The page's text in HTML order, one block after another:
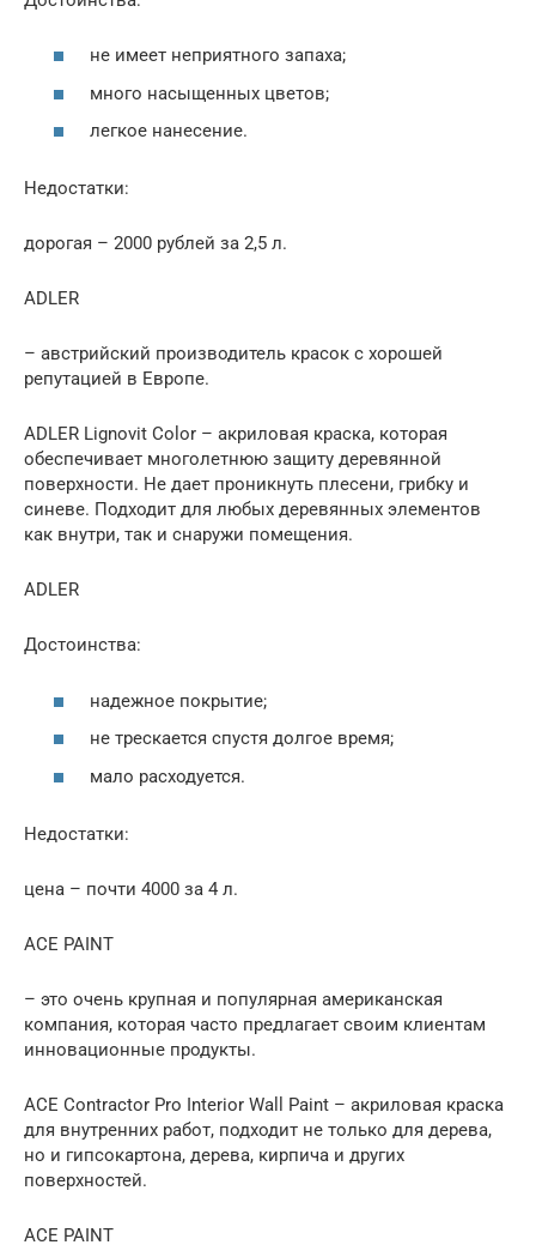
не имеет неприятного запаха;
много насыщенных цветов;
легкое нанесение.
Недостатки:
дорогая – 2000 рублей за 2,5 л.
ADLER
– австрийский производитель красок с хорошей
репутацией в Европе.
ADLER Lignovit Color – акриловая краска, которая
обеспечивает многолетнюю защиту деревянной
поверхности. Не дает проникнуть плесени, грибку и
синеве. Подходит для любых деревянных элементов
как внутри, так и снаружи помещения.
ADLER
Достоинства:
надежное покрытие;
не трескается спустя долгое время;
мало расходуется.
Недостатки:
цена – почти 4000 за 4 л.
ACE PAINT
– это очень крупная и популярная американская
компания, которая часто предлагает своим клиентам
инновационные продукты.
ACE Contractor Pro Interior Wall Paint – акриловая краска
для внутренних работ, подходит не только для дерева,
но и гипсокартона, дерева, кирпича и других
поверхностей.
ACE PAINT